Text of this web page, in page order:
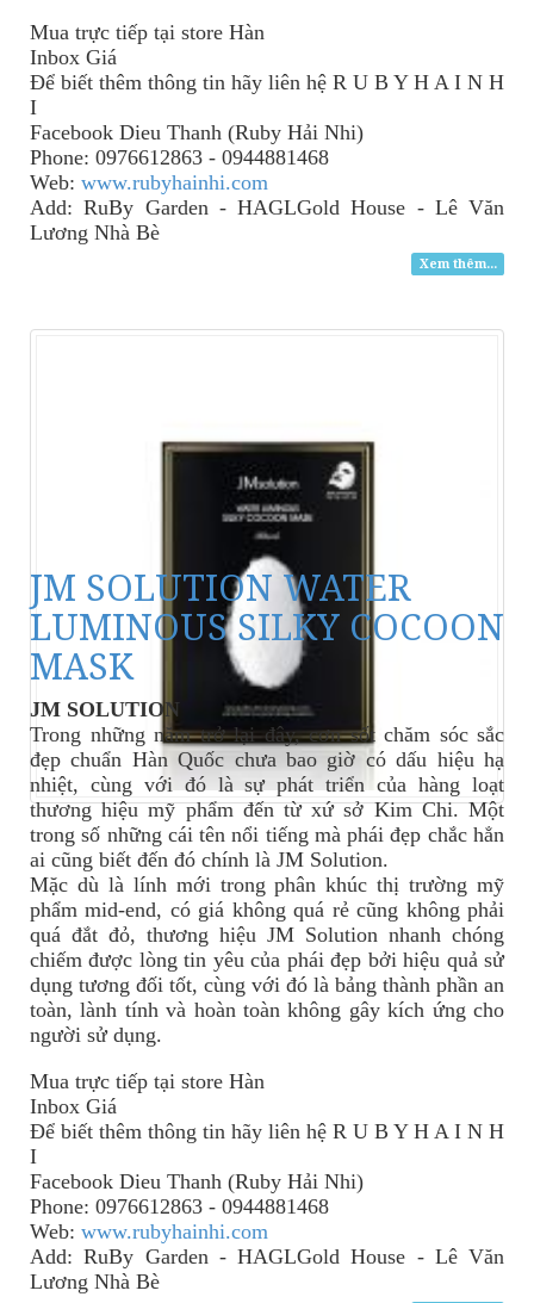
Mua trực tiếp tại store Hàn
Inbox Giá
Để biết thêm thông tin hãy liên hệ R U B Y H A I N H
I
Facebook Dieu Thanh (Ruby Hải Nhi)
Phone: 0976612863 - 0944881468
Web: www.rubyhainhi.com
Add: RuBy Garden - HAGLGold House - Lê Văn
Lương Nhà Bè
Xem thêm...
JM SOLUTION WATER
LUMINOUS SILKY COCOON
MASK
JM SOLUTION
Trong những năm trở lại đây, cơn sốt chăm sóc sắc
đẹp chuẩn Hàn Quốc chưa bao giờ có dấu hiệu hạ
nhiệt, cùng với đó là sự phát triển của hàng loạt
thương hiệu mỹ phẩm đến từ xứ sở Kim Chi. Một
trong số những cái tên nổi tiếng mà phái đẹp chắc hẳn
ai cũng biết đến đó chính là JM Solution.
Mặc dù là lính mới trong phân khúc thị trường mỹ
phẩm mid-end, có giá không quá rẻ cũng không phải
quá đắt đỏ, thương hiệu JM Solution nhanh chóng
chiếm được lòng tin yêu của phái đẹp bởi hiệu quả sử
dụng tương đối tốt, cùng với đó là bảng thành phần an
toàn, lành tính và hoàn toàn không gây kích ứng cho
người sử dụng.
Mua trực tiếp tại store Hàn
Inbox Giá
Để biết thêm thông tin hãy liên hệ R U B Y H A I N H
I
Facebook Dieu Thanh (Ruby Hải Nhi)
Phone: 0976612863 - 0944881468
Web: www.rubyhainhi.com
Add: RuBy Garden - HAGLGold House - Lê Văn
Lương Nhà Bè